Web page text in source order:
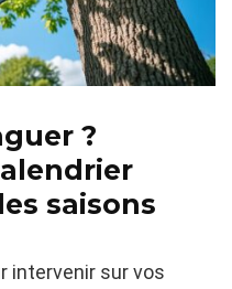
?
saisons
intervenir sur vos